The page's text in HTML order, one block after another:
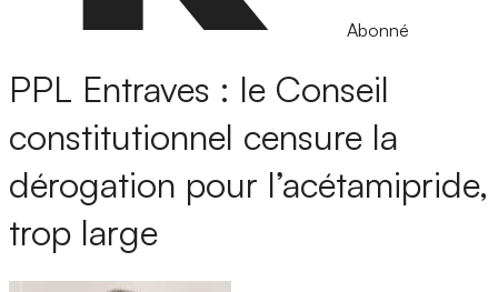
Abonné
PPL Entraves : le Conseil
constitutionnel censure la
dérogation pour l’acétamipride,
trop large